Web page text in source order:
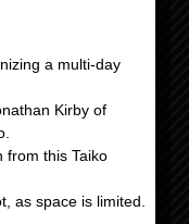
a multi-day
Kirby of
from this Taiko
as space is limited.